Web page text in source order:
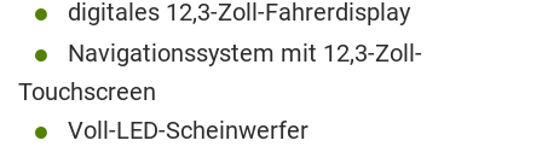
digitales 12,3-Zoll-Fahrerdisplay
Navigationssystem mit 12,3-Zoll-
Touchscreen
Voll-LED-Scheinwerfer